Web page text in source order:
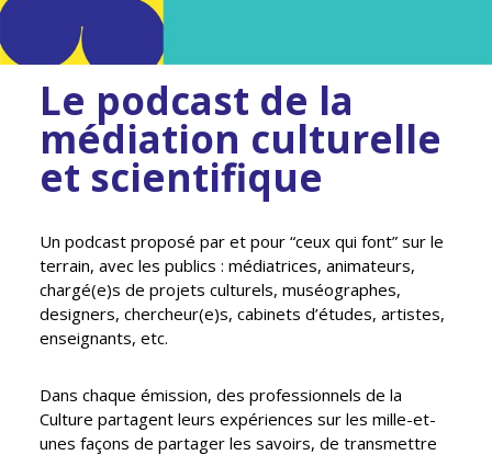
Le podcast de la
médiation culturelle
et scientifique
Un podcast proposé par et pour “ceux qui font” sur le
terrain, avec les publics : médiatrices, animateurs,
chargé(e)s de projets culturels, muséographes,
designers, chercheur(e)s, cabinets d’études, artistes,
enseignants, etc.
Dans chaque émission, des professionnels de la
Culture partagent leurs expériences sur les mille-et-
unes façons de partager les savoirs, de transmettre